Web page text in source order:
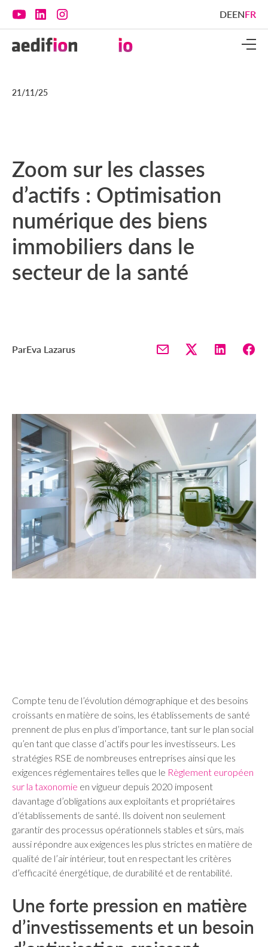
DEENFR
21/11/25
Zoom sur les classes
d’actifs : Optimisation
numérique des biens
immobiliers dans le
secteur de la santé
ParEva Lazarus
Compte tenu de l’évolution démographique et des besoins
croissants en matière de soins, les établissements de santé
prennent de plus en plus d’importance, tant sur le plan social
qu’en tant que classe d’actifs pour les investisseurs. Les
stratégies RSE de nombreuses entreprises ainsi que les
exigences réglementaires telles que le Règlement européen
sur la taxonomie en vigueur depuis 2020 imposent
davantage d’obligations aux exploitants et propriétaires
d’établissements de santé. Ils doivent non seulement
garantir des processus opérationnels stables et sûrs, mais
aussi répondre aux exigences les plus strictes en matière de
qualité de l’air intérieur, tout en respectant les critères
d’efficacité énergétique, de durabilité et de rentabilité.
Une forte pression en matière
d’investissements et un besoin